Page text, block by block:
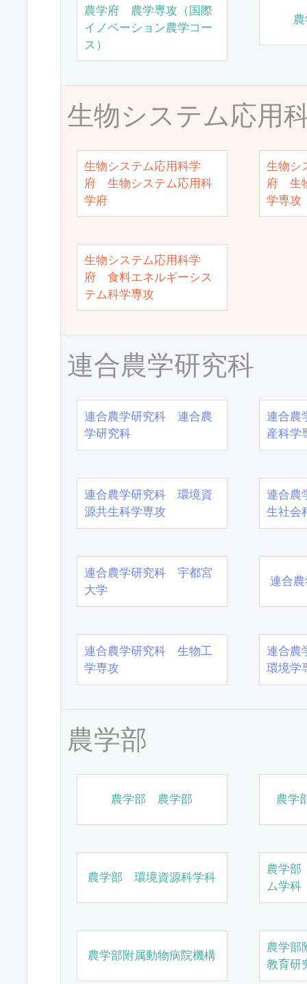
農学府 農学専攻（国際
イノベーション農学コー
ス）
生物システム応用
生物システム応用科学
府 生物システム応用科
学府
生物シ
府 生
学専攻
生物システム応用科学
府 食料エネルギーシス
テム科学専攻
連合農学研究科
連合農学研究科 連合農
学研究科
連合農
産科学
連合農学研究科 環境資
源共生科学専攻
連合農
生社会
連合農学研究科 宇都宮
大学
連合
連合農学研究科 生物工
学専攻
連合農
環境学
農学部
農学部 農学部 農学
農学部 環境資源科学科
農学
ム学科
農学部附属動物病院機構
農学部
教育研